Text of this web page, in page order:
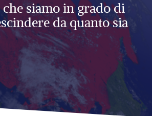
siamo in grado di
da quanto sia